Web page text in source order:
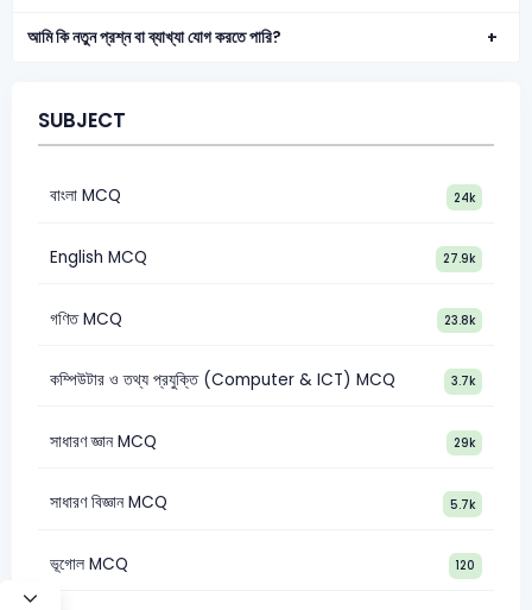
আমি কি নতুন প্রশ্ন বা ব্যাখ্যা যোগ করতে পারি?
SUBJECT
বাংলা MCQ 24k
English MCQ 27.9k
গণিত MCQ 23.8k
কম্পিউটার ও তথ্য প্রযুক্তি (Computer & ICT) MCQ 3.7k
সাধারণ জ্ঞান MCQ 29k
সাধারণ বিজ্ঞান MCQ 5.7k
ভূগোল MCQ 120